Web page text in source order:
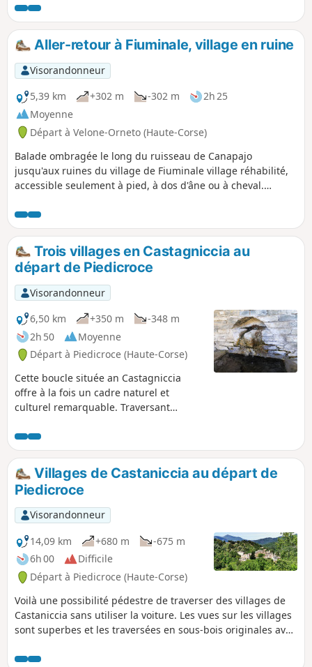
Bartolomeu. Le point de vue de part et d'autre de la crête
que l'on longe, offre à la fois une vue sur la mer
Tyrrhénienne et sur la Castaniccia et ses villages.
Aller-retour à Fiuminale, village en ruine
Visorandonneur
5,39 km
+302 m -302 m
2h 25
Moyenne
Départ à Velone-Orneto (Haute-Corse)
Balade ombragée le long du ruisseau de Canapajo
jusqu'aux ruines du village de Fiuminale village réhabilité,
accessible seulement à pied, à dos d'âne ou à cheval.
Trois villages en Castagniccia au
départ de Piedicroce
Visorandonneur
6,50 km
+350 m
-348 m
2h 50
Moyenne
Départ à Piedicroce (Haute-Corse)
Cette boucle située an Castagniccia
offre à la fois un cadre naturel et
culturel remarquable. Traversant
la découverte du patrimoine Corse :
maisons, chapelles, églises, couvent (à
proximité de Piedicroce), mais
également lavoir ou fontaines. La
boucle, majoritairement en sous-bois,
est à la fois ombragée tout en
permettant une vue exceptionnelle sur
les différents villages qui peuplent la
région. De petits ruisseaux, permettent
des pauses rafraichissantes l'été, tout
en restant praticables l'hiver.
Villages de Castaniccia au départ de
Piedicroce
Visorandonneur
14,09 km
+680 m
-675 m
6h 00
Difficile
Départ à Piedicroce (Haute-Corse)
Voilà une possibilité pédestre de traverser des villages de
Castaniccia sans utiliser la voiture. Les vues sur les villages
sont superbes et les traversées en sous-bois originales avec
se fera tantôt sur route goudronnée, tantôt sur sentier.